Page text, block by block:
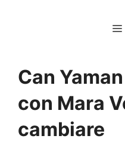
Can
con Mara
cambiare